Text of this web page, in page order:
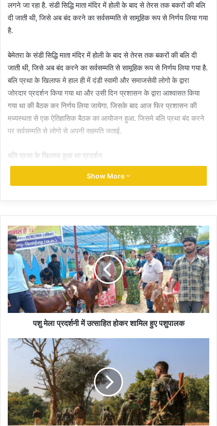
लगने जा रहा है. संडी सिद्धि माता मंदिर में होली के बाद से तेरस तक बकरों की बलि
दी जाती थी, जिसे अब बंद करने का सर्वसम्मति से सामूहिक रूप से निर्णय लिया गया
है.
बेमेतरा के संडी सिद्धि माता मंदिर में होली के बाद से तेरस तक बकरों की बलि दी
जाती थी, जिसे अब बंद करने का सर्वसम्मति से सामूहिक रूप से निर्णय लिया गया है.
बलि प्रथा के खिलाफ मे हाल ही में दंडी स्वामी और समाजसेवी लोगो के द्वारा
जोरदार प्रदर्शन किया गया था और उसी दिन प्रशासन के द्वारा आश्वासत किया
गया था की बैठक कर निर्णय लिया जायेगा. जिसके बाद आज फिर प्रशासन की
मध्यस्थता से एक ऐतिहासिक बैठक का आयोजन हुआ. जिसमे बलि प्रथा बंद करने
पर सर्वसम्मति से लोगो से अपनी सहमति जताई.
बलि प्रथा के खिलाफ हुआ था प्रदर्शन
हाल ही मे हुए प्रदर्शन मे नारों और पोस्टरों के साथ श्रद्धालु और सामाजिक
देवरबीजा स्थित परमेश्वरी भवन में एक अहम बैठक बुलाई गई. बैठक की अध्यक्षता
दंडी स्वामी ज्योतिर्मयानंद सरस्वती जी महाराज ने की, जिसमें बेरला तहसीलदार
जयंत पाटले, एसडीओपी मनोज तिर्की, कबीरपंथी समाज, क्षेत्र के सरपंच और मंदिर
समिति के सदस्य मौजूद रहे.
बैठक के बाद लिया गया निर्णय
बैठक में सर्वसम्मति से तय किया गया कि संडी सिद्धि माता मंदिर में बकरी की बलि
प्रथा को अब पूर्ण रूप से समाप्त कर दिया जाएगा. सभी ने लिखित रूप में सहमति
पत्र भी तैयार किया और निर्णय लिया कि यदि कोई बलि प्रथा में सहयोग करता है तो
उस पर जुर्माना और कानूनी कार्रवाई की जाएगी. साथ ही तहसीलदार द्वारा निर्देश
दिया गया कि पूरे क्षेत्र में इस निर्णय की मुनियादी करवाई जाएगी और यह नियम अब
स्थायी रूप से लागू रहेगा.
Show More
पशु मेला प्रदर्शनी में उत्साहित होकर शामिल हुए पशुपालक